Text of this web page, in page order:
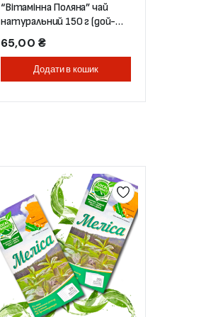
“Вітамінна Поляна” чай
натуральний 150 г (дой-
пак)
65,00 ₴
Додати в кошик